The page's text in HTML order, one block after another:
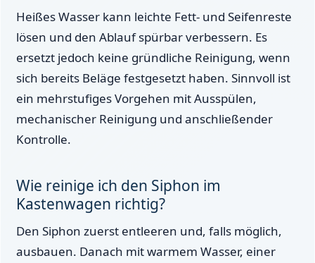
Heißes Wasser kann leichte Fett- und Seifenreste
lösen und den Ablauf spürbar verbessern. Es
ersetzt jedoch keine gründliche Reinigung, wenn
sich bereits Beläge festgesetzt haben. Sinnvoll ist
ein mehrstufiges Vorgehen mit Ausspülen,
mechanischer Reinigung und anschließender
Kontrolle.
Wie reinige ich den Siphon im
Kastenwagen richtig?
Den Siphon zuerst entleeren und, falls möglich,
ausbauen. Danach mit warmem Wasser, einer